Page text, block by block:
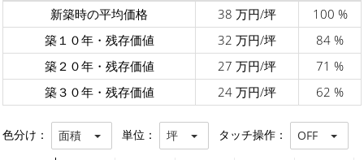
新築時の平均価格
38 万円/坪
100 %
築１０年・残存価値
32 万円/坪
84 %
築２０年・残存価値
27 万円/坪
71 %
築３０年・残存価値
24 万円/坪 62 %
色分け： 面積 単位： 坪 タッチ操作： OFF